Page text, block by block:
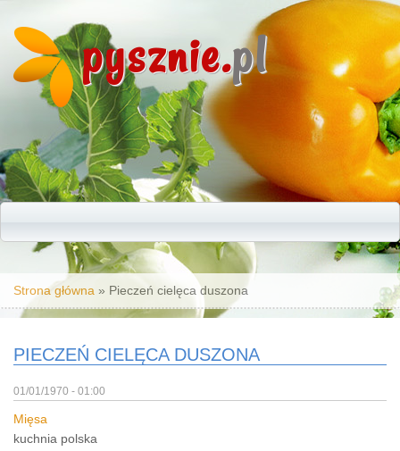
pysznie.pl
Jesteś tutaj
Strona główna » Pieczeń cielęca duszona
PIECZEŃ CIELĘCA DUSZONA
01/01/1970 - 01:00
Mięsa
kuchnia polska